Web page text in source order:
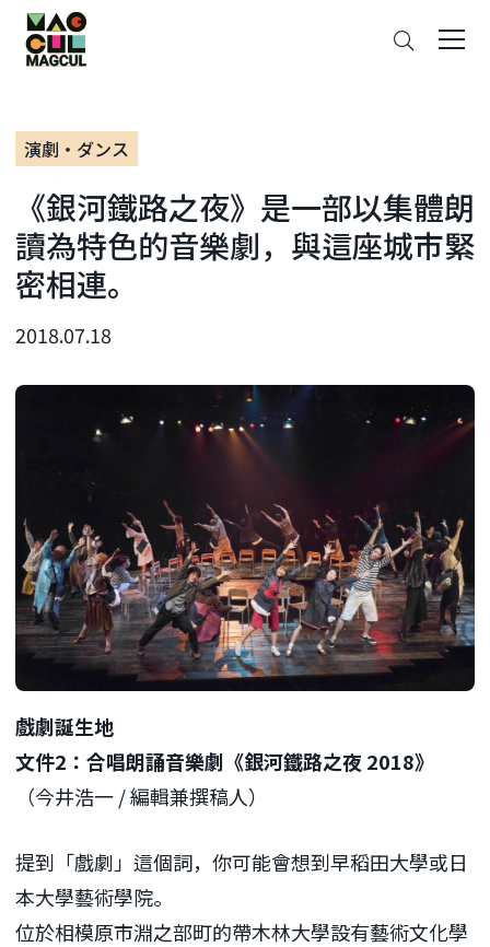
ン
テ
ン
に
ス
ッ
プ
演劇・ダンス
《銀河鐵路之夜》是一部以集體朗
讀為特色的音樂劇，與這座城市緊
密相連。
2018.07.18
戲劇誕生地
文件2：合唱朗誦音樂劇《銀河鐵路之夜 2018》
（今井浩一 / 編輯兼撰稿人）
提到「戲劇」這個詞，你可能會想到早稻田大學或日
本大學藝術學院。
位於相模原市淵之部町的帶木林大學設有藝術文化學